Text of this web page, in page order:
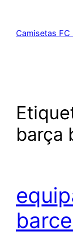
contenido
Camisetas FC
barça